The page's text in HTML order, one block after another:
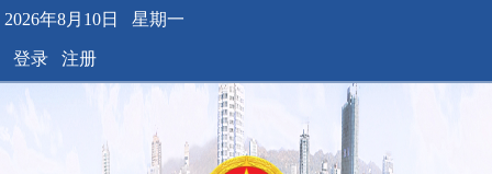
2026年8月10日 星期一
登录 注册